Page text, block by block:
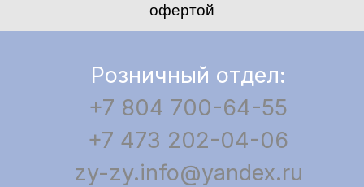
офертой
Розничный отдел:
+7 804 700-64-55
+7 473 202-04-06
zy-zy.info@yandex.ru